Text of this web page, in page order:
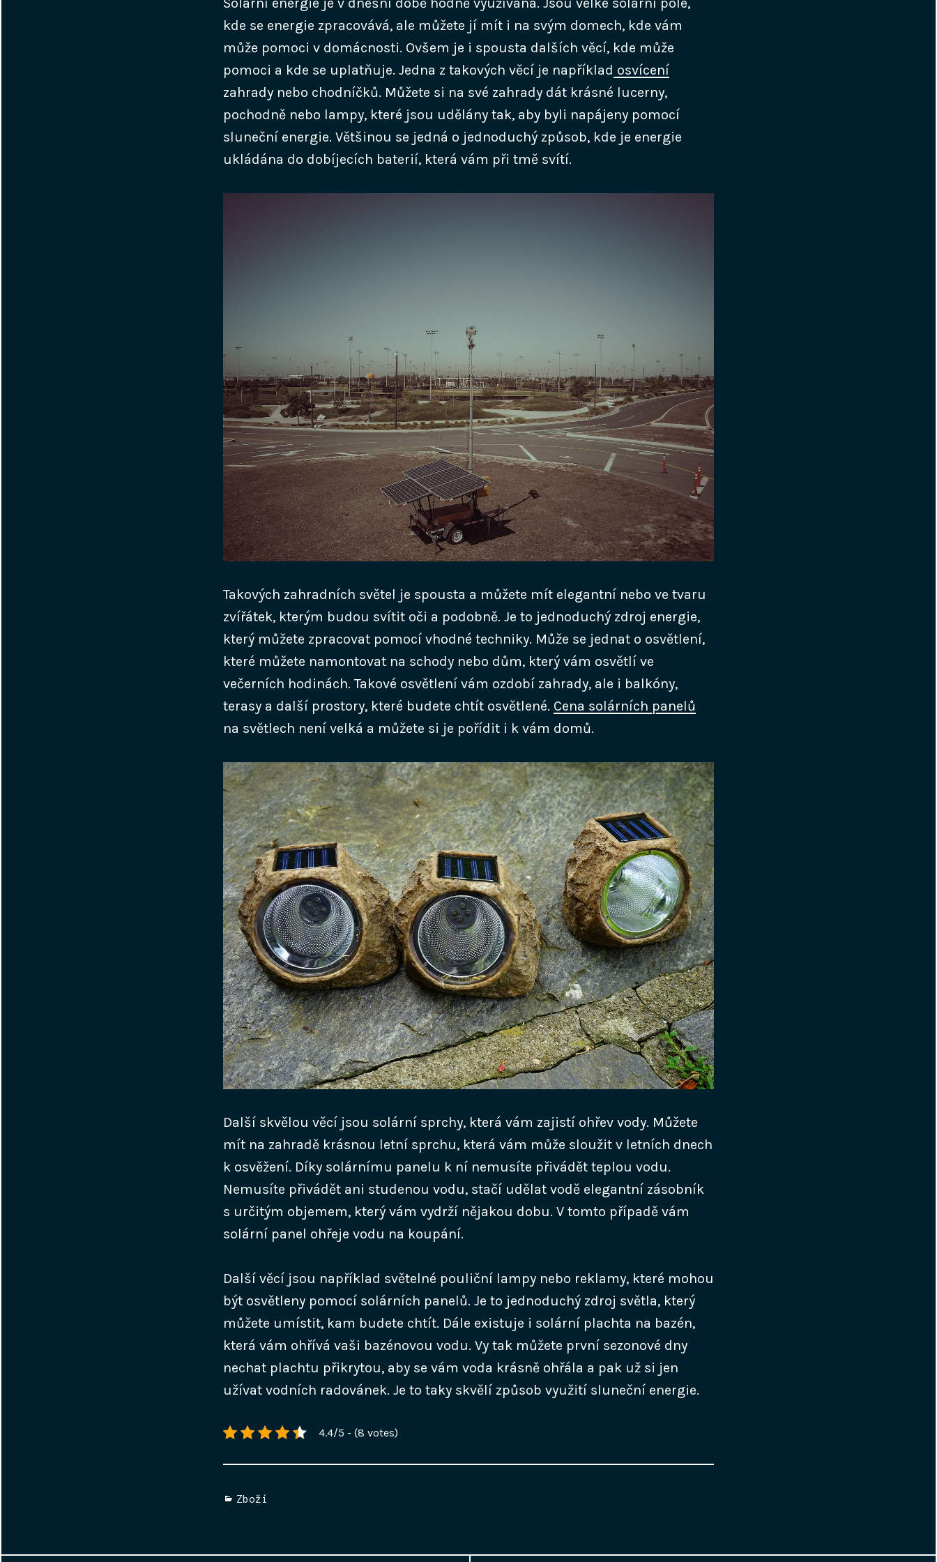
kde se energie zpracovává, ale můžete jí mít i na svým domech, kde vám
může pomoci v domácnosti. Ovšem je i spousta dalších věcí, kde může
pomoci a kde se uplatňuje. Jedna z takových věcí je například osvícení
zahrady nebo chodníčků. Můžete si na své zahrady dát krásné lucerny,
pochodně nebo lampy, které jsou udělány tak, aby byli napájeny pomocí
sluneční energie. Většinou se jedná o jednoduchý způsob, kde je energie
ukládána do dobíjecích baterií, která vám při tmě svítí.
Takových zahradních světel je spousta a můžete mít elegantní nebo ve tvaru
zvířátek, kterým budou svítit oči a podobně. Je to jednoduchý zdroj energie,
který můžete zpracovat pomocí vhodné techniky. Může se jednat o osvětlení,
které můžete namontovat na schody nebo dům, který vám osvětlí ve
večerních hodinách. Takové osvětlení vám ozdobí zahrady, ale i balkóny,
terasy a další prostory, které budete chtít osvětlené. Cena solárních panelů
na světlech není velká a můžete si je pořídit i k vám domů.
Další skvělou věcí jsou solární sprchy, která vám zajistí ohřev vody. Můžete
mít na zahradě krásnou letní sprchu, která vám může sloužit v letních dnech
k osvěžení. Díky solárnímu panelu k ní nemusíte přivádět teplou vodu.
Nemusíte přivádět ani studenou vodu, stačí udělat vodě elegantní zásobník
s určitým objemem, který vám vydrží nějakou dobu. V tomto případě vám
solární panel ohřeje vodu na koupání.
Další věcí jsou například světelné pouliční lampy nebo reklamy, které mohou
být osvětleny pomocí solárních panelů. Je to jednoduchý zdroj světla, který
můžete umístit, kam budete chtít. Dále existuje i solární plachta na bazén,
která vám ohřívá vaši bazénovou vodu. Vy tak můžete první sezonové dny
nechat plachtu přikrytou, aby se vám voda krásně ohřála a pak už si jen
užívat vodních radovánek. Je to taky skvělí způsob využití sluneční energie.
4.4/5 - (8 votes)
Categories
Zboží